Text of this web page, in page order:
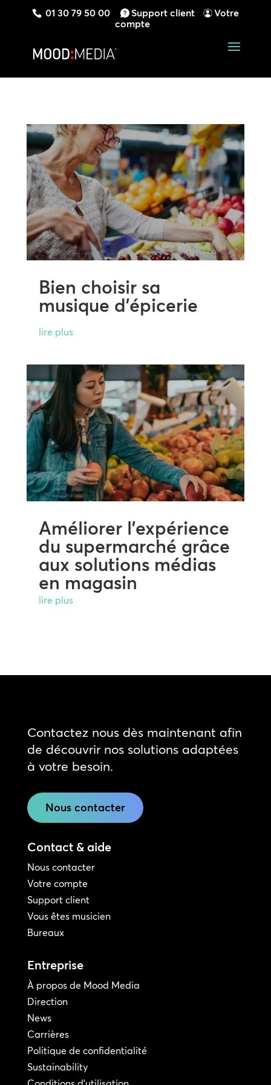
01 30 79 50 00 Support client
Votre
compte
Bien choisir sa
musique d’épicerie
lire plus
Améliorer l’expérience
du supermarché grâce
aux solutions médias
en magasin
lire plus
Contactez nous dès maintenant afin
de découvrir nos solutions adaptées
à votre besoin.
Nous contacter
Contact & aide
Nous contacter
Votre compte
Support client
Vous êtes musicien
Bureaux
Entreprise
À propos de Mood Media
Direction
News
Carrières
Politique de confidentialité
Sustainability